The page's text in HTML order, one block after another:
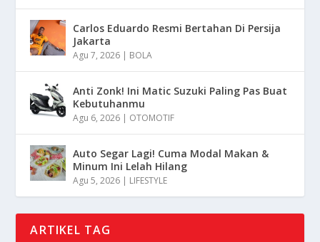
Carlos Eduardo Resmi Bertahan Di Persija
Jakarta
Agu 7, 2026 | BOLA
Anti Zonk! Ini Matic Suzuki Paling Pas Buat
Kebutuhanmu
Agu 6, 2026 | OTOMOTIF
Auto Segar Lagi! Cuma Modal Makan &
Minum Ini Lelah Hilang
Agu 5, 2026 | LIFESTYLE
ARTIKEL TAG